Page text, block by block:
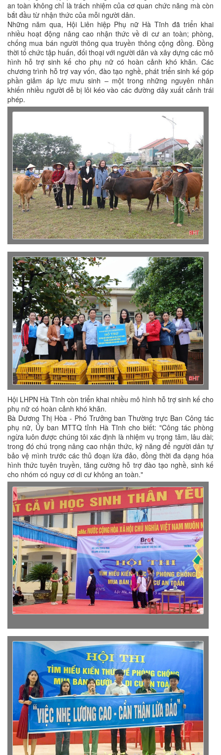
an toàn không chỉ là trách nhiệm của cơ quan chức năng mà còn
bắt đầu từ nhận thức của mỗi người dân.
Những năm qua, Hội Liên hiệp Phụ nữ Hà Tĩnh đã triển khai
nhiều hoạt động nâng cao nhận thức về di cư an toàn; phòng,
chống mua bán người thông qua truyền thông cộng đồng. Đồng
thời tổ chức tập huấn, đối thoại với người dân và xây dựng các mô
hình hỗ trợ sinh kế cho phụ nữ có hoàn cảnh khó khăn. Các
chương trình hỗ trợ vay vốn, đào tạo nghề, phát triển sinh kế góp
phần giảm áp lực mưu sinh – một trong những nguyên nhân
khiến nhiều người dễ bị lôi kéo vào các đường dây xuất cảnh trái
phép.
Hội LHPN Hà Tĩnh còn triển khai nhiều mô hình hỗ trợ sinh kế cho
phụ nữ có hoàn cảnh khó khăn.
Bà Dương Thị Hòa - Phó Trưởng ban Thường trực Ban Công tác
phụ nữ, Ủy ban MTTQ tỉnh Hà Tĩnh cho biết: "Công tác phòng
ngừa luôn được chúng tôi xác định là nhiệm vụ trọng tâm, lâu dài;
trong đó chú trọng nâng cao nhận thức, kỹ năng để người dân tự
bảo vệ mình trước các thủ đoạn lừa đảo, đồng thời đa dạng hóa
hình thức tuyên truyền, tăng cường hỗ trợ đào tạo nghề, sinh kế
cho nhóm có nguy cơ di cư không an toàn."